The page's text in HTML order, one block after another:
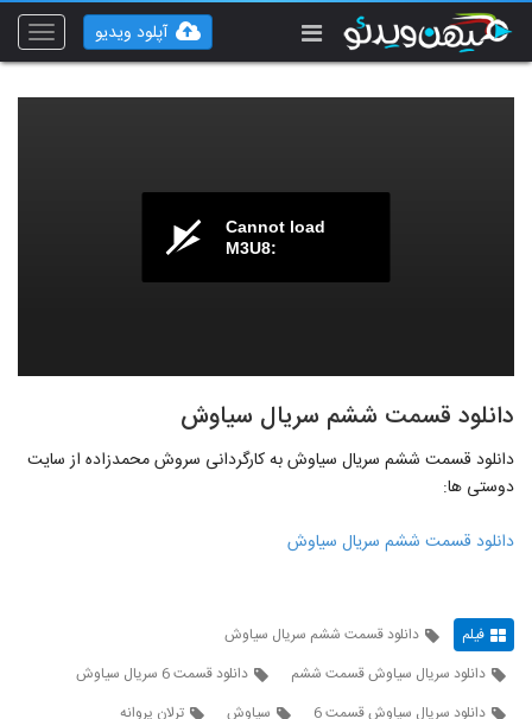
Toggle
آپلود ویدیو
Cannot load
M3U8:
دانلود قسمت ششم سریال سیاوش
دانلود قسمت ششم سریال سیاوش به کارگردانی سروش محمدزاده از سایت
دوستی ها:
دانلود قسمت ششم سریال سیاوش
فیلم
دانلود قسمت ششم سریال سیاوش
دانلود سریال سیاوش قسمت ششم
دانلود قسمت 6 سریال سیاوش
دانلود سریال سیاوش قسمت 6
سیاوش
ترلان پروانه